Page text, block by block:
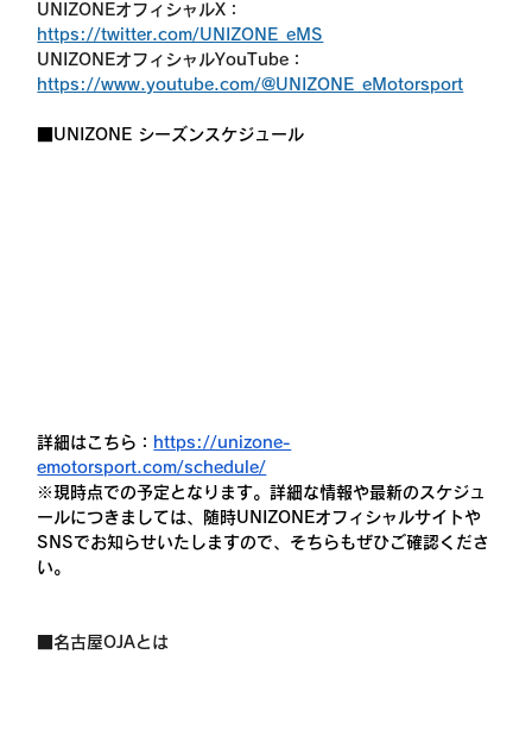
UNIZONEオフィシャルX：
https://twitter.com/UNIZONE_eMS
UNIZONEオフィシャルYouTube：
https://www.youtube.com/@UNIZONE_eMotorsport
■UNIZONE シーズンスケジュール
詳細はこちら： https://unizone-
emotorsport.com/schedule/
※現時点での予定となります。詳細な情報や最新のスケジュ
ールにつきましては、随時UNIZONEオフィシャルサイトや
SNSでお知らせいたしますので、そちらもぜひご確認くださ
い。
■名古屋OJAとは